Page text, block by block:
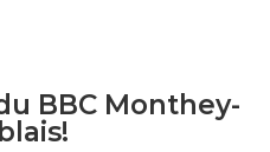
BBC Monthey-